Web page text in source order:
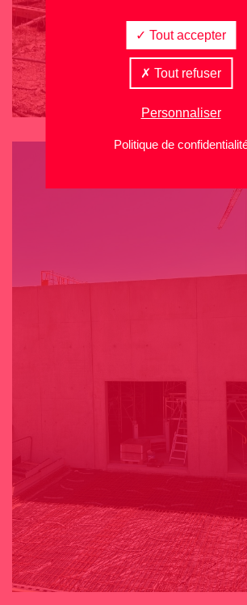
Tout accepter
Tout refuser
Personnaliser
Politique de